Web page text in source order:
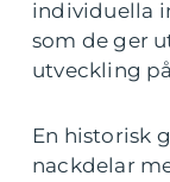
individuella
som de ger
utveckling
En historisk
nackdelar